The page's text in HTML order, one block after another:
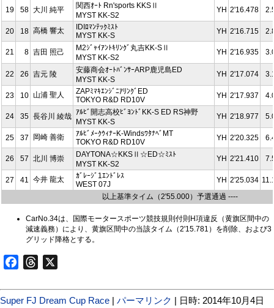
19 58 大川 純平
関西ｵｰﾄ Rn'sports KKSⅡ
MYST KK-S2
YH 2'16.478
20 18 高橋 響太
IDIﾛﾏﾝﾃｯｸﾐｽﾄ
MYST KK-S
YH 2'16.715
21 8 吉田 照己
M2ｼﾞｬｲｱﾝﾄｷﾘﾝｸﾞ丸吉KK-SⅡ
MYST KK-S2
YH 2'16.935
22 26 吉元 陵
安藤商会ｵｰﾄﾊﾞﾝｻｰARP鹿児島ED
MYST KK-S
YH 2'17.074
23 10 山浦 聖人
ZAPﾐﾏｷｴﾝｼﾞﾆｱﾘﾝｸﾞED
TOKYO R&D RD10V
YH 2'17.937
24 35 長谷川 綾哉 ｱﾙﾋﾞ開志高校ﾋﾞﾖﾝﾄﾞKK-S ED RS神野
MYST KK-S
YH 2'18.977
25 37 岡崎 善衛
ｱﾙﾋﾞﾒｰｸｳｨﾅｰK-WindsﾜﾀﾅﾍﾞMT
TOKYO R&D RD10V
YH 2'20.325
26 57 北川 博崇
DAYTONA☆KKSⅡ☆ED☆ﾐｽﾄ
MYST KK-S2
YH 2'21.410
27 41 今井 龍太
ｶﾞﾚｰｼﾞ1ｴﾝﾄﾞﾚｽ
WEST 07J
YH 2'25.034
以上基準タイム（2'55.000）予選通過 ----
CarNo.34は、国際モータースポーツ競技規則付則H項違反（黄旗区間中の
減速義務）により、黄旗区間中の当該タイム（2'15.781）を削除、および3
グリッド降格とする。
FacebookThreads
Super FJ Dream Cup Race | パーマリンク | 日時: 2014年10月4日